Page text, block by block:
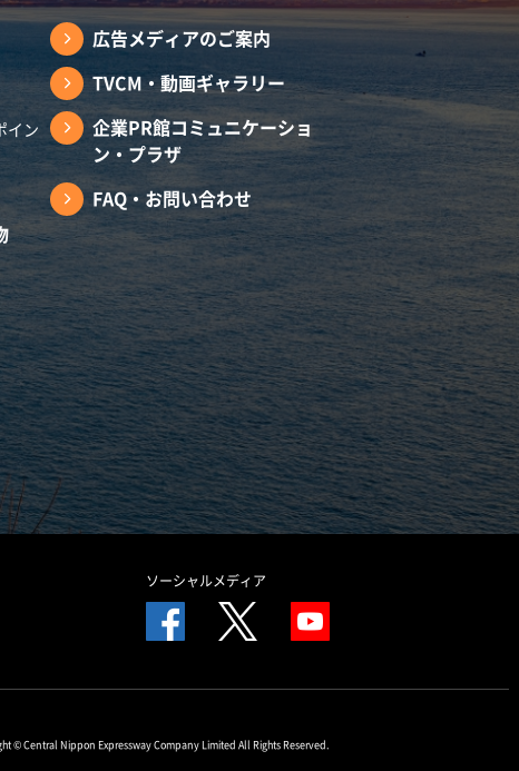
イン
広告メディアのご案内
TVCM・動画ギャラリー
企業PR館コミュニケーショ
ン・プラザ
FAQ・お問い合わせ
ソーシャルメディア
© Central Nippon Expressway Company Limited All Rights Reserved.